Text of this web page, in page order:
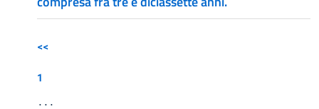
<<
1
...